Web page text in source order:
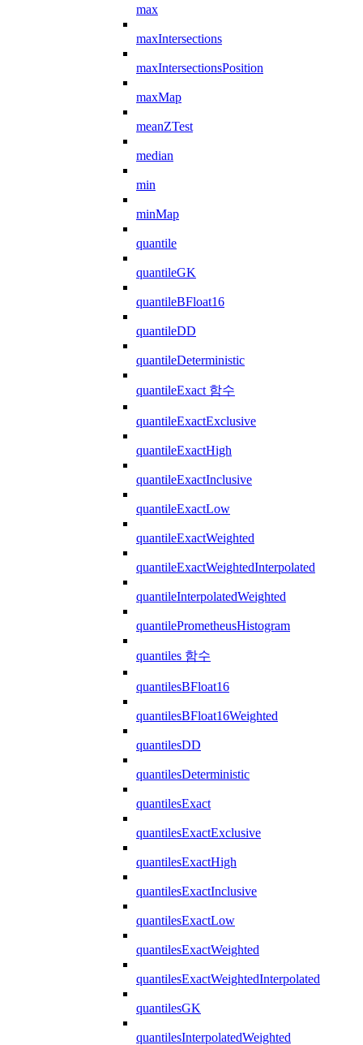
max
maxIntersections
maxIntersectionsPosition
maxMap
meanZTest
median
min
minMap
quantile
quantileGK
quantileBFloat16
quantileDD
quantileDeterministic
quantileExact 함수
quantileExactExclusive
quantileExactHigh
quantileExactInclusive
quantileExactLow
quantileExactWeighted
quantileExactWeightedInterpolated
quantileInterpolatedWeighted
quantilePrometheusHistogram
quantiles 함수
quantilesBFloat16
quantilesBFloat16Weighted
quantilesDD
quantilesDeterministic
quantilesExact
quantilesExactExclusive
quantilesExactHigh
quantilesExactInclusive
quantilesExactLow
quantilesExactWeighted
quantilesExactWeightedInterpolated
quantilesGK
quantilesInterpolatedWeighted